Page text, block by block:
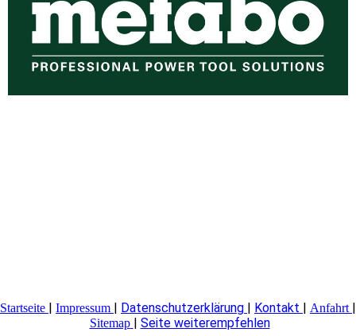
Startseite Impressum Datenschutzerklärung Kontakt Anfahrt
Sitemap Seite weiterempfehlen